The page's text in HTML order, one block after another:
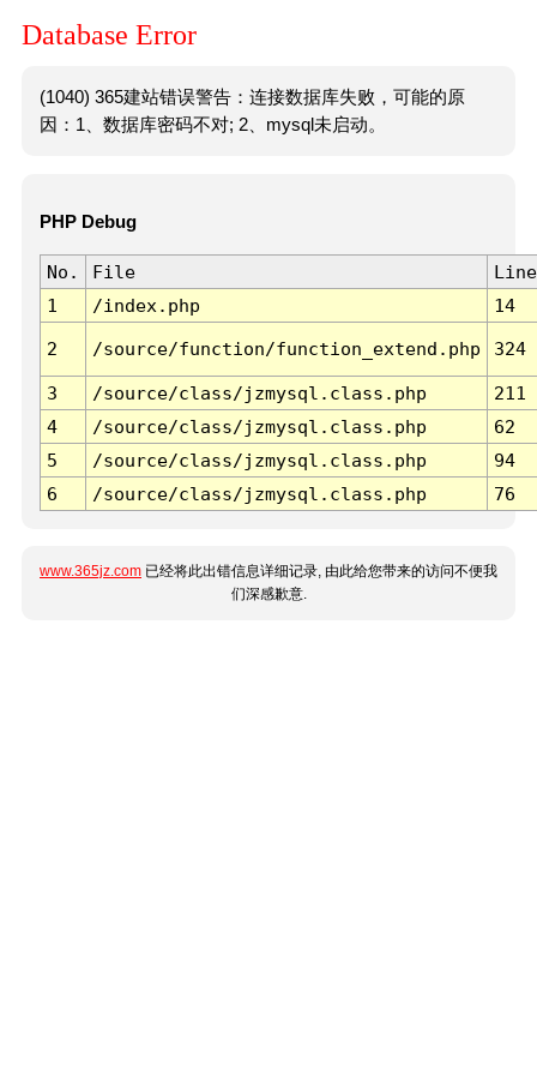
Database Error
(1040) 365建站错误警告：连接数据库失败，可能的原
因：1、数据库密码不对; 2、mysql未启动。
PHP Debug
No. File
Line
1
/index.php 14
2 /source/function/function_extend.php 324
3 /source/class/jzmysql.class.php
211
4
/source/class/jzmysql.class.php
62
5
/source/class/jzmysql.class.php
94
6
/source/class/jzmysql.class.php 76
www.365jz.com 已经将此出错信息详细记录, 由此给您带来的访问不便我
们深感歉意.